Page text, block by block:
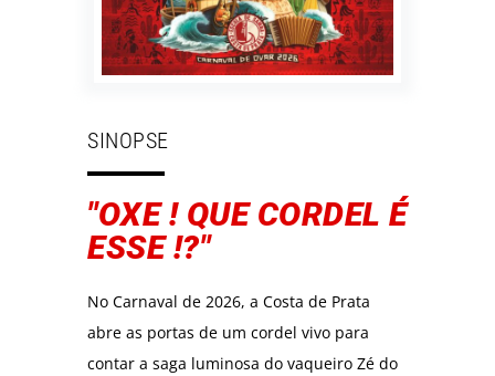
SINOPSE
"OXE ! QUE CORDEL É
ESSE !?"
No Carnaval de 2026, a Costa de Prata
abre as portas de um cordel vivo para
contar a saga luminosa do vaqueiro Zé do